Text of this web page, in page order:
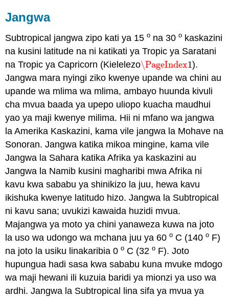
Jangwa
Subtropical jangwa zipo kati ya 15o na 30o kaskazini
na kusini latitude na ni katikati ya Tropic ya Saratani
na Tropic ya Capricorn (Kielelezo\PageIndex1
\PageIndex1).
Jangwa mara nyingi ziko kwenye upande wa chini au
upande wa mlima wa mlima, ambayo huunda kivuli
cha mvua baada ya upepo uliopo kuacha maudhui
yao ya maji kwenye milima. Hii ni mfano wa jangwa
la Amerika Kaskazini, kama vile jangwa la Mohave na
Sonoran. Jangwa katika mikoa mingine, kama vile
Jangwa la Sahara katika Afrika ya kaskazini au
Jangwa la Namib kusini magharibi mwa Afrika ni
kavu kwa sababu ya shinikizo la juu, hewa kavu
ikishuka kwenye latitudo hizo. Jangwa la Subtropical
ni kavu sana; uvukizi kawaida huzidi mvua.
Majangwa ya moto ya chini yanaweza kuwa na joto
la uso wa udongo wa mchana juu ya 60o C (140o F)
na joto la usiku linakaribia 0o C (32o F). Joto
hupungua hadi sasa kwa sababu kuna mvuke mdogo
wa maji hewani ili kuzuia baridi ya mionzi ya uso wa
ardhi. Jangwa la Subtropical lina sifa ya mvua ya